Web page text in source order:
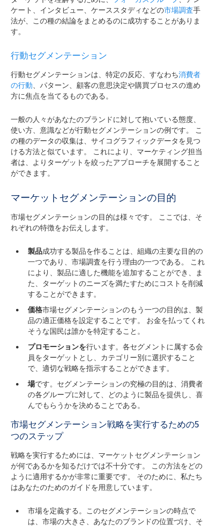
ケート、インタビュー、ケーススタディなどの市場調査手
法が、この種の結論をまとめるのに成功することがありま
す。
行動セグメンテーション
行動セグメンテーションは、特定の反応、すなわち消費者
の行動、パターン、顧客の意思決定や購買プロセスの進め
方に焦点を当てるものである。
一般の人々があなたのブランドに対して抱いている態度、
使い方、意識などが行動セグメンテーションの例です。 こ
の種のデータの収集は、サイコグラフィックデータを見つ
ける方法と似ています。 これにより、マーケティング担当
者は、よりターゲットを絞ったアプローチを展開すること
ができます。
マーケットセグメンテーションの目的
市場セグメンテーションの目的は様々です。 ここでは、そ
れぞれの特徴をお伝えします。
製品成功する製品を作ることは、組織の主要な目的の
一つであり、市場調査を行う理由の一つである。 これ
により、製品に適した機能を追加することができ、ま
た、ターゲットのニーズを満たすためにコストを削減
することができます。
価格市場セグメンテーションのもう一つの目的は、製
品の適正価格を設定することです。 お金を払ってくれ
そうな国民は誰かを特定すること。
プロモーションを行います。各セグメントに属する会
員をターゲットとし、カテゴリー別に選択すること
で、適切な戦略を指示することができます。
場です。セグメンテーションの究極の目的は、消費者
の各グループに対して、どのように製品を提供し、喜
んでもらうかを決めることである。
市場セグメンテーション戦略を実行するための5
つのステップ
戦略を実行するためには、マーケットセグメンテーション
が何であるかを知るだけでは不十分です。 この方法をどの
ように適用するかが非常に重要です。 そのために、私たち
はあなたのためのガイドを用意しています。
市場を定義する。このセグメンテーションの時点で
は、市場の大きさ、あなたのブランドの位置づけ、そ